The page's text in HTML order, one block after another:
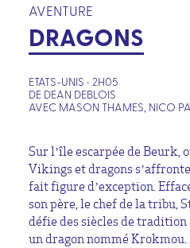
AVENTURE
DRAGONS
ETATS-UNIS • 2H05
DE DEAN DEBLOIS
AVEC MASON THAMES, NICO
Sur l’île escarpée de Beurk,
Vikings et dragons
fait figure d’exception.
son père, le chef de la tribu,
défie des siècles de tradition
un dragon nommé